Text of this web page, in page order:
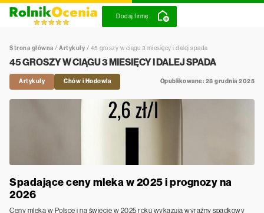
Dodaj firmę
Strona główna / Artykuły / 45 groszy w ciągu 3 miesięcy i dalej spada
45 GROSZY W CIĄGU 3 MIESIĘCY I DALEJ SPADA
Artykuły Chów i Hodowla Opublikowane: 28 grudnia 2025
Spadające ceny mleka w 2025 i prognozy na
2026
Ceny mleka w Polsce i na świecie w 2025 roku wykazują wyraźny spadkowy